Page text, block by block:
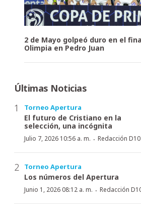
2 de Mayo golpeó duro en el
Olimpia en Pedro Juan
Últimas Noticias
Torneo Apertura
El futuro de Cristiano en la
selección, una incógnita
Julio 7, 2026 10:56 a. m. · Redacción D10
Torneo Apertura
Los números del Apertura
Junio 1, 2026 08:12 a. m. · Redacción